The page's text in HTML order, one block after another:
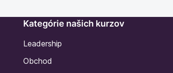
Kategórie našich kurzov
Leadership
Obchod